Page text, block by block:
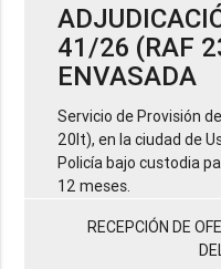
41/26 (RAF
ENVASADA
Servicio de Provisión
20lt), en la ciudad de
Policía bajo custodia
12 meses.
RECEPCIÓN DE